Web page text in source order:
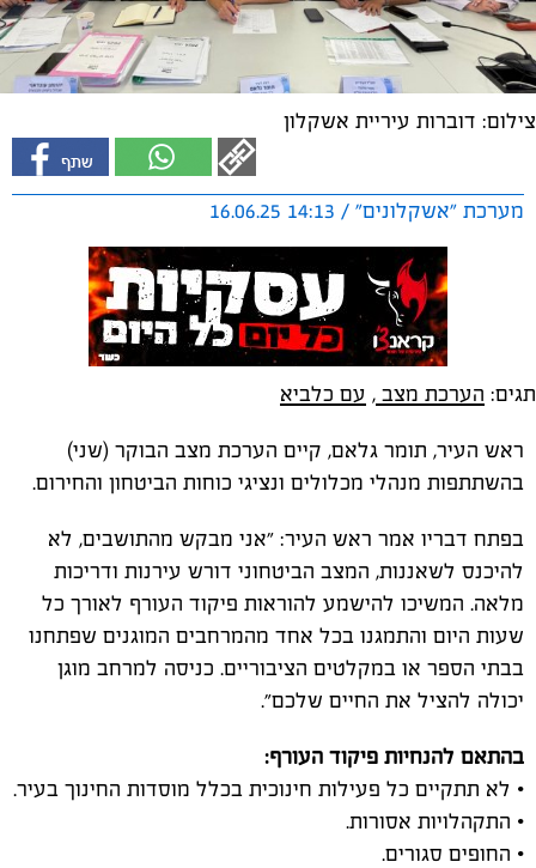
צילום: דוברות עיריית אשקלון
מערכת "אשקלונים" / 14:13 16.06.25
תגים: הערכת מצב , עם כלביא
ראש העיר, תומר גלאם, קיים הערכת מצב הבוקר (שני)
בהשתתפות מנהלי מכלולים ונציגי כוחות הביטחון והחירום.
בפתח דבריו אמר ראש העיר: ״אני מבקש מהתושבים, לא
להיכנס לשאננות, המצב הביטחוני דורש עירנות ודריכות
מלאה. המשיכו להישמע להוראות פיקוד העורף לאורך כל
שעות היום והתמגנו בכל אחד מהמרחבים המוגנים שפתחנו
בבתי הספר או במקלטים הציבוריים. כניסה למרחב מוגן
יכולה להציל את החיים שלכם״.
בהתאם להנחיות פיקוד העורף:
• לא תתקיים כל פעילות חינוכית בכלל מוסדות החינוך בעיר.
• התקהלויות אסורות.
• החופים סגורים.